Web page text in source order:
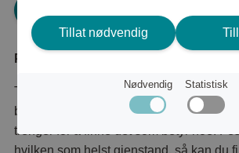
Produktbeskrivelse
Tagbird holder viktige ting lett
både Apple og Android, den eneste
trenger for å finne det som betyr noe.
hvilken som helst gjenstand, så kan du
Tillat nødvendig
Nødvendig Statistisk